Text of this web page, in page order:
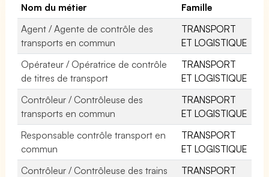
Nom du métier
Famille
Agent / Agente de contrôle des
transports en commun
TRANSPORT
ET LOGISTIQUE
Opérateur / Opératrice de contrôle
de titres de transport
TRANSPORT
ET LOGISTIQUE
Contrôleur / Contrôleuse des
transports en commun
TRANSPORT
ET LOGISTIQUE
Responsable contrôle transport en
commun
TRANSPORT
ET LOGISTIQUE
Contrôleur / Contrôleuse des trains
TRANSPORT